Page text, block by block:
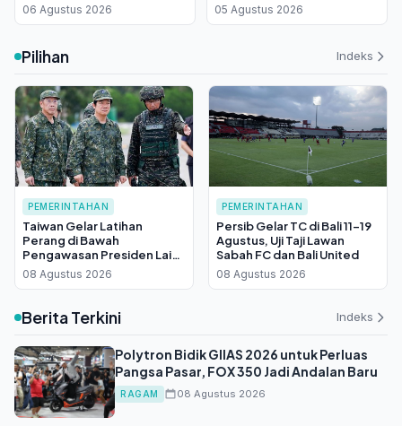
Libatkan Taruna Akpol
06 Agustus 2026
Kapahaha Ambon,
Kakanwil Tekankan
05 Agustus 2026
Pilihan Indeks
PEMERINTAHAN
Taiwan Gelar Latihan
Perang di Bawah
Pengawasan Presiden Lai
Ching-te, China Bereaksi
Keras
08 Agustus 2026
PEMERINTAHAN
Persib Gelar TC di Bali 11-19
Agustus, Uji Taji Lawan
Sabah FC dan Bali United
08 Agustus 2026
Berita Terkini Indeks
Polytron Bidik GIIAS 2026 untuk Perluas
Pangsa Pasar, FOX 350 Jadi Andalan Baru
RAGAM 08 Agustus 2026